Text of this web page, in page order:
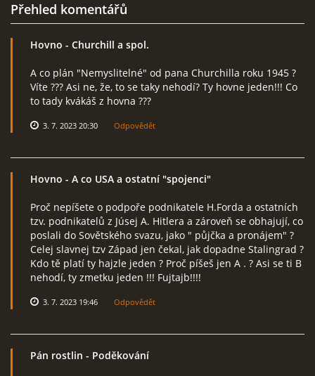
Přehled komentářů
Hovno - Churchill a spol.
A co plán "Nemyslitelné" od pana Churchilla roku 1945 ?
Víte ??? Asi ne, že, to se taky nehodí? Ty hovne jeden!!! Co
to tady kvákáš z hovna ???
3. 7. 2023 20:30 Odpovědět
Hovno - A co USA a ostatní "spojenci"
Proč nepíšete o podpoře podnikatele H.Forda a ostatních
tzv. podnikatelů z Júsej A. Hitlera a zároveň se obhajují, co
poslali do Sovětského svazu, jako " půjčka a pronájem" ?
Celej slavnej tzv Západ jen čekal, jak dopadne Stalingrad ?
Kdo tě platí ty hajzle jeden ? Proč píšeš jen A . ? Asi se ti B
nehodí, ty zmetku jeden !!! Fujtajb!!!!
3. 7. 2023 19:46 Odpovědět
Pán rostlin - Poděkování